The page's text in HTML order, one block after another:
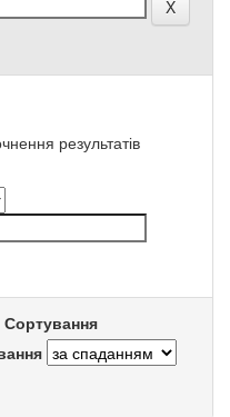
результатів
Сортування